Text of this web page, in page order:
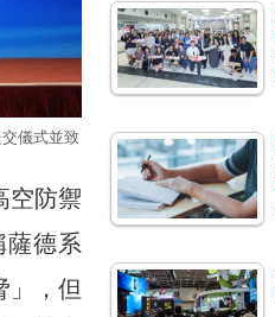
儀式並致
空防禦
薩德系
」，但